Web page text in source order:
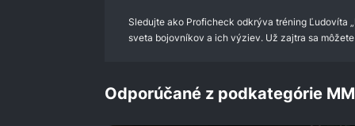
Sledujte ako Proficheck odkrýva tréning Ľudovíta
sveta bojovníkov a ich výziev. Už zajtra sa
Odporúčané z podkategórie